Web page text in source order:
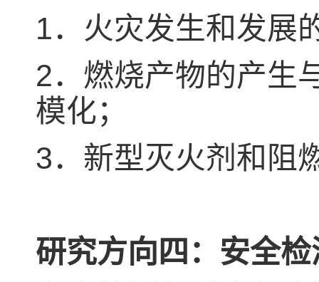
1．火灾发生和发展
2．燃烧产物的产生
模化；
3．新型灭火剂和阻
研究方向四：安全